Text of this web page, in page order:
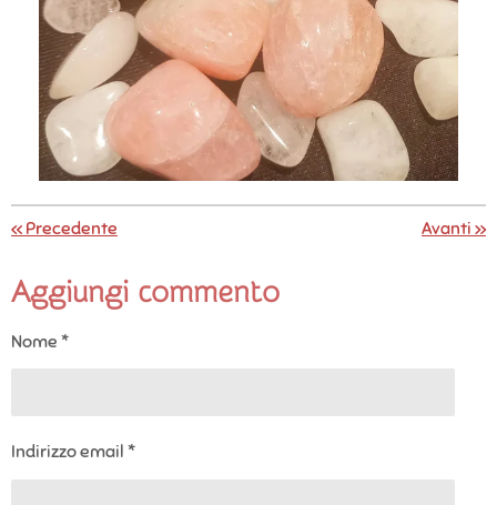
«Precedente Avanti»
Aggiungi commento
Nome *
Indirizzo email *